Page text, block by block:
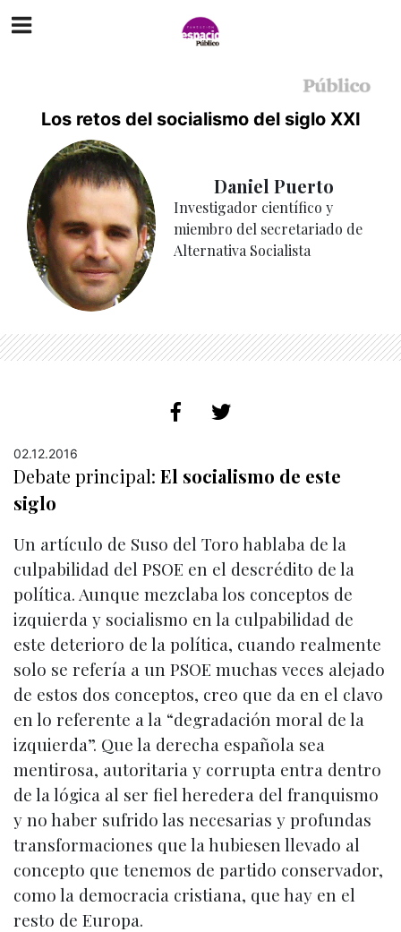
Los retos del socialismo del siglo XXI
Daniel Puerto
Investigador científico y
miembro del secretariado de
Alternativa Socialista
02.12.2016
Debate principal: El socialismo de este
siglo
Un artículo de Suso del Toro hablaba de la
culpabilidad del PSOE en el descrédito de la
política. Aunque mezclaba los conceptos de
izquierda y socialismo en la culpabilidad de
este deterioro de la política, cuando realmente
solo se refería a un PSOE muchas veces alejado
de estos dos conceptos, creo que da en el clavo
en lo referente a la “degradación moral de la
izquierda”. Que la derecha española sea
mentirosa, autoritaria y corrupta entra dentro
de la lógica al ser fiel heredera del franquismo
y no haber sufrido las necesarias y profundas
transformaciones que la hubiesen llevado al
concepto que tenemos de partido conservador,
como la democracia cristiana, que hay en el
resto de Europa.